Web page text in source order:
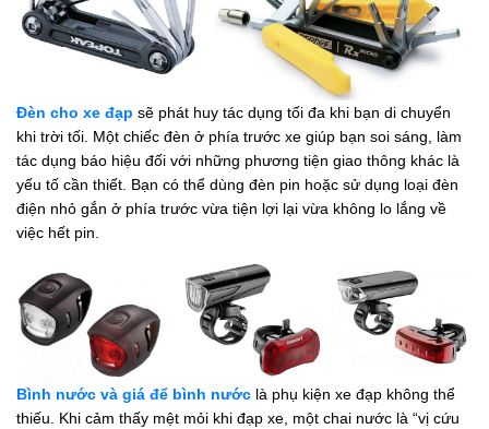
Đèn cho xe đạp sẽ phát huy tác dụng tối đa khi bạn di chuyển
khi trời tối. Một chiếc đèn ở phía trước xe giúp bạn soi sáng, làm
tác dụng báo hiệu đối với những phương tiện giao thông khác là
yếu tố cần thiết. Bạn có thể dùng đèn pin hoặc sử dụng loại đèn
điện nhỏ gắn ở phía trước vừa tiện lợi lại vừa không lo lắng về
việc hết pin.
Bình nước và giá để bình nước là phụ kiện xe đạp không thể
thiếu. Khi cảm thấy mệt mỏi khi đạp xe, một chai nước là “vị cứu